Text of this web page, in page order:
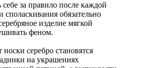
за правило после каждой
споласкивания обязательно
изделие мягкой
феном.
серебро становятся
на украшениях